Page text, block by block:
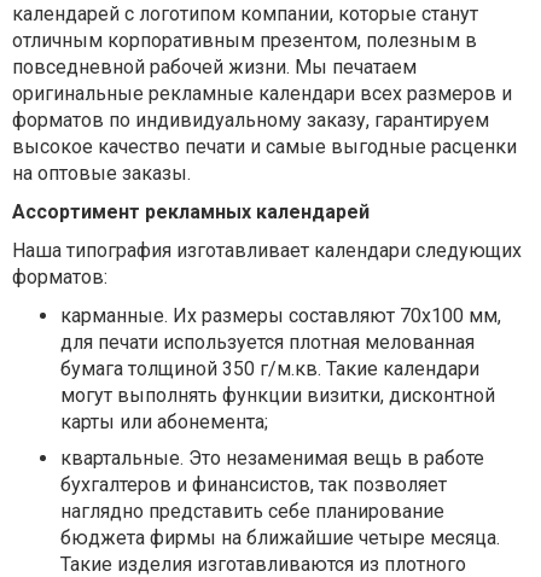
календарей с логотипом компании, которые станут
отличным корпоративным презентом, полезным в
повседневной рабочей жизни. Мы печатаем
оригинальные рекламные календари всех размеров и
форматов по индивидуальному заказу, гарантируем
высокое качество печати и самые выгодные расценки
на оптовые заказы.
Ассортимент рекламных календарей
Наша типография изготавливает календари следующих
форматов:
карманные. Их размеры составляют 70х100 мм,
для печати используется плотная мелованная
бумага толщиной 350 г/м.кв. Такие календари
могут выполнять функции визитки, дисконтной
карты или абонемента;
квартальные. Это незаменимая вещь в работе
бухгалтеров и финансистов, так позволяет
наглядно представить себе планирование
бюджета фирмы на ближайшие четыре месяца.
Такие изделия изготавливаются из плотного